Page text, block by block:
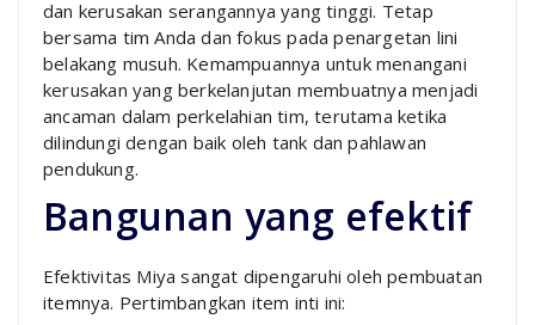
dan kerusakan serangannya yang tinggi. Tetap
bersama tim Anda dan fokus pada penargetan lini
belakang musuh. Kemampuannya untuk menangani
kerusakan yang berkelanjutan membuatnya menjadi
ancaman dalam perkelahian tim, terutama ketika
dilindungi dengan baik oleh tank dan pahlawan
pendukung.
Bangunan yang efektif
Efektivitas Miya sangat dipengaruhi oleh pembuatan
itemnya. Pertimbangkan item inti ini: